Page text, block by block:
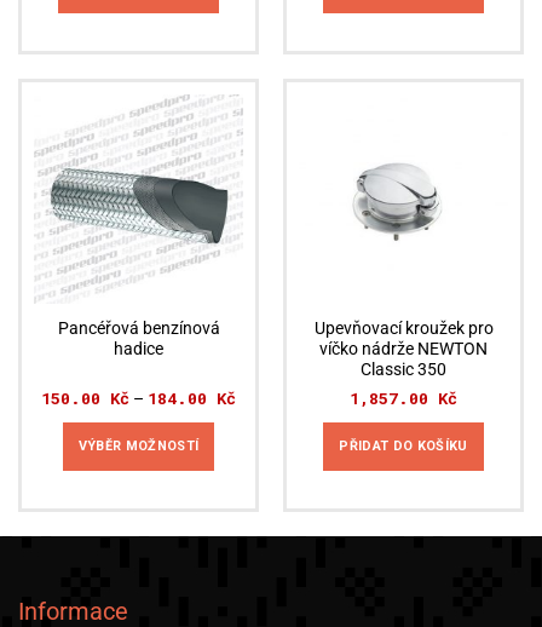
Pancéřová benzínová
hadice
150.00 Kč – 184.00 Kč
VÝBĚR MOŽNOSTÍ
má
Upevňovací kroužek pro
víčko nádrže NEWTON
Classic 350
1,857.00 Kč
PŘIDAT DO KOŠÍKU
Informace